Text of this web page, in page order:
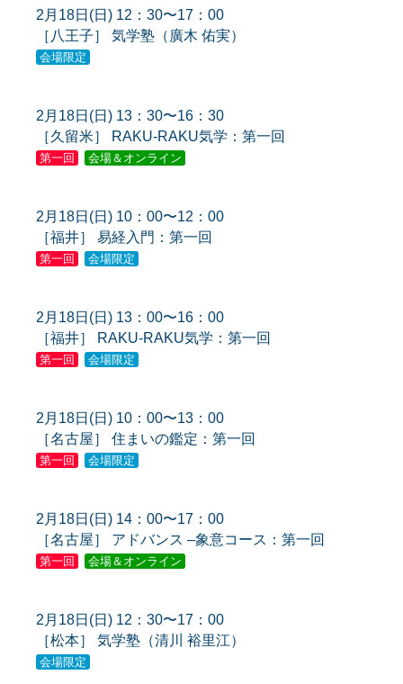
2月18日(日) 12：30〜17：00
［八王子］ 気学塾（廣木 佑実）
会場限定
2月18日(日) 13：30〜16：30
［久留米］ RAKU-RAKU気学：第一回
第一回 会場＆オンライン
2月18日(日) 10：00〜12：00
［福井］ 易経入門：第一回
第一回 会場限定
2月18日(日) 13：00〜16：00
［福井］ RAKU-RAKU気学：第一回
第一回 会場限定
2月18日(日) 10：00〜13：00
［名古屋］ 住まいの鑑定：第一回
第一回 会場限定
2月18日(日) 14：00〜17：00
［名古屋］ アドバンス –象意コース：第一回
第一回 会場＆オンライン
2月18日(日) 12：30〜17：00
［松本］ 気学塾（清川 裕里江）
会場限定